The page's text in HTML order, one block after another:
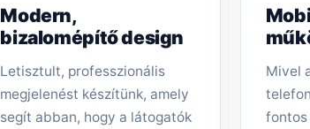
Modern,
bizalomépítő design
Letisztult, professzionális
megjelenést készítünk, amely
segít abban, hogy a látogatók
Mivel
fontos